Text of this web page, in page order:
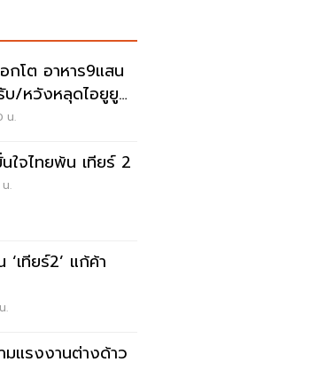
กโต อาหาร9แสน
บ/หวังหลุดไอยูยู
น.
ใจไทยพ้น เทียร์ 2
.
เทียร์2’ แก้ค้า
.
มแรงงานต่างด้าว